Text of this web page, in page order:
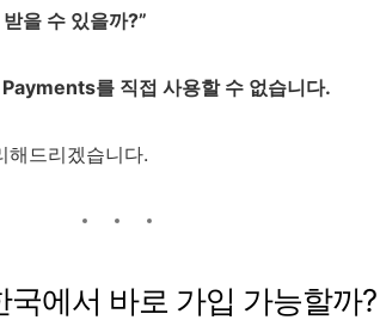
을 수 있을까?”
를 직접 사용할 수 없습니다.
해드리겠습니다.
에서 바로 가입 가능할까?